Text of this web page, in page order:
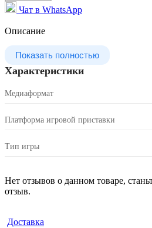
Чат в WhatsApp
Описание
Показать полностью
Характеристики
Медиаформат
Платформа игровой приставки
Тип игры
Нет отзывов о данном товаре,
отзыв.
Доставка